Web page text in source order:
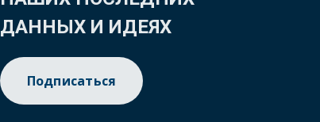
ДАННЫХ И ИДЕЯХ
Подписаться